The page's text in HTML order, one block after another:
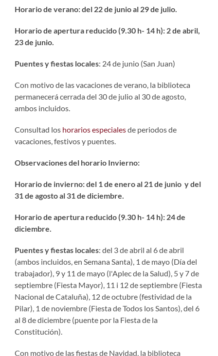
Horario de verano: del 22 de junio al 29 de julio.
Horario de apertura reducido (9.30 h- 14 h): 2 de abril,
23 de junio.
Puentes y fiestas locales: 24 de junio (San Juan)
Con motivo de las vacaciones de verano, la biblioteca
permanecerá cerrada del 30 de julio al 30 de agosto,
ambos incluidos.
Consultad los horarios especialesde periodos de
vacaciones, festivos y puentes.
Observaciones del horario Invierno:
Horario de invierno: del 1 de enero al 21 de junio y del
31 de agosto al 31 de diciembre.
Horario de apertura reducido (9.30 h- 14 h): 24 de
diciembre.
Puentes y fiestas locales: del 3 de abril al 6 de abril
(ambos incluidos, en Semana Santa), 1 de mayo (Día del
trabajador), 9 y 11 de mayo (l'Aplec de la Salud), 5 y 7 de
septiembre (Fiesta Mayor), 11 i 12 de septiembre (Fiesta
Nacional de Cataluña), 12 de octubre (festividad de la
Pilar), 1 de noviembre (Fiesta de Todos los Santos), del 6
al 8 de diciembre (puente por la Fiesta de la
Constitución).
Con motivo de las fiestas de Navidad, la biblioteca